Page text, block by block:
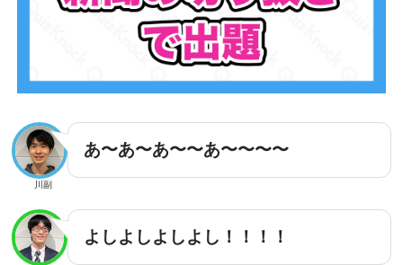
川副
あ〜あ〜あ〜〜あ〜〜〜〜
よしよしよしよし！！！！